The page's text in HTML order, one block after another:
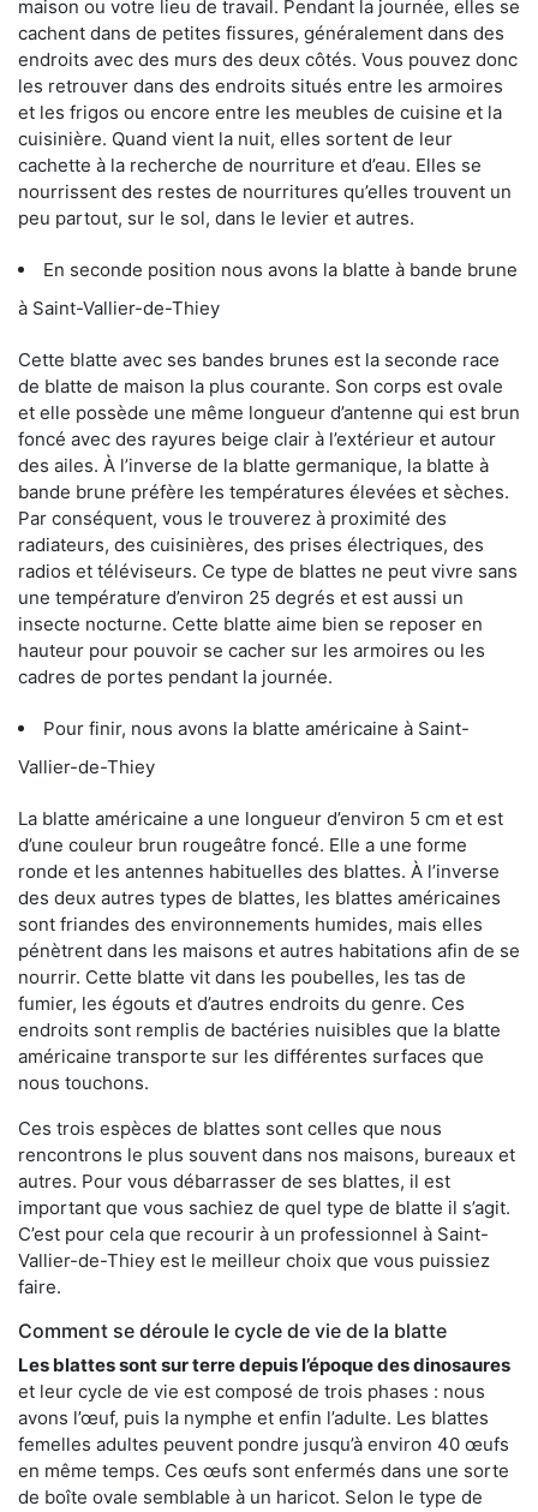
maison ou votre lieu de travail. Pendant la journée, elles se
cachent dans de petites fissures, généralement dans des
endroits avec des murs des deux côtés. Vous pouvez donc
les retrouver dans des endroits situés entre les armoires
et les frigos ou encore entre les meubles de cuisine et la
cuisinière. Quand vient la nuit, elles sortent de leur
cachette à la recherche de nourriture et d’eau. Elles se
nourrissent des restes de nourritures qu’elles trouvent un
peu partout, sur le sol, dans le levier et autres.
En seconde position nous avons la blatte à bande brune
à Saint-Vallier-de-Thiey
Cette blatte avec ses bandes brunes est la seconde race
de blatte de maison la plus courante. Son corps est ovale
et elle possède une même longueur d’antenne qui est brun
foncé avec des rayures beige clair à l’extérieur et autour
des ailes. À l’inverse de la blatte germanique, la blatte à
bande brune préfère les températures élevées et sèches.
Par conséquent, vous le trouverez à proximité des
radiateurs, des cuisinières, des prises électriques, des
radios et téléviseurs. Ce type de blattes ne peut vivre sans
une température d’environ 25 degrés et est aussi un
insecte nocturne. Cette blatte aime bien se reposer en
hauteur pour pouvoir se cacher sur les armoires ou les
cadres de portes pendant la journée.
Pour finir, nous avons la blatte américaine à Saint-
Vallier-de-Thiey
La blatte américaine a une longueur d’environ 5 cm et est
d’une couleur brun rougeâtre foncé. Elle a une forme
ronde et les antennes habituelles des blattes. À l’inverse
des deux autres types de blattes, les blattes américaines
sont friandes des environnements humides, mais elles
pénètrent dans les maisons et autres habitations afin de se
nourrir. Cette blatte vit dans les poubelles, les tas de
fumier, les égouts et d’autres endroits du genre. Ces
endroits sont remplis de bactéries nuisibles que la blatte
américaine transporte sur les différentes surfaces que
nous touchons.
Ces trois espèces de blattes sont celles que nous
rencontrons le plus souvent dans nos maisons, bureaux et
autres. Pour vous débarrasser de ses blattes, il est
important que vous sachiez de quel type de blatte il s’agit.
C’est pour cela que recourir à un professionnel à Saint-
Vallier-de-Thiey est le meilleur choix que vous puissiez
faire.
Comment se déroule le cycle de vie de la blatte
Les blattes sont sur terre depuis l’époque des dinosaures
et leur cycle de vie est composé de trois phases : nous
avons l’œuf, puis la nymphe et enfin l’adulte. Les blattes
femelles adultes peuvent pondre jusqu’à environ 40 œufs
en même temps. Ces œufs sont enfermés dans une sorte
de boîte ovale semblable à un haricot. Selon le type de